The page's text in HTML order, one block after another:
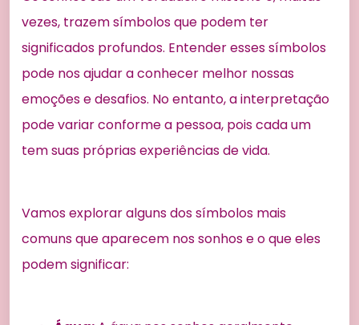
vezes, trazem símbolos que podem ter
significados profundos. Entender esses símbolos
pode nos ajudar a conhecer melhor nossas
emoções e desafios. No entanto, a interpretação
pode variar conforme a pessoa, pois cada um
tem suas próprias experiências de vida.
Vamos explorar alguns dos símbolos mais
comuns que aparecem nos sonhos e o que eles
podem significar: